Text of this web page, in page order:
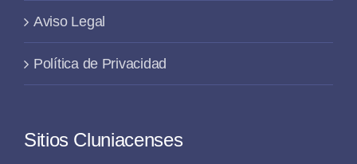
Aviso Legal
Política de Privacidad
Sitios Cluniacenses